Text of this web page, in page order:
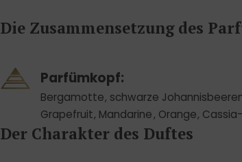
Die Zusammensetzung des
Parfümkopf:
Bergamotte, schwarze
Grapefruit, Mandarine, Orange,
Der Charakter des Duftes